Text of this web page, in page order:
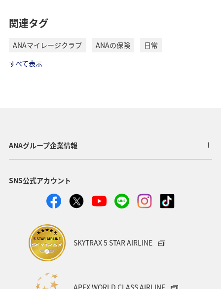
関連タグ
ANAマイレージクラブ ANAの保険
日常
すべて表示
ANAグループ企業情報
SNS公式アカウント
SKYTRAX 5 STAR AIRLINE
APEX WORLD CLASS AIRLINE